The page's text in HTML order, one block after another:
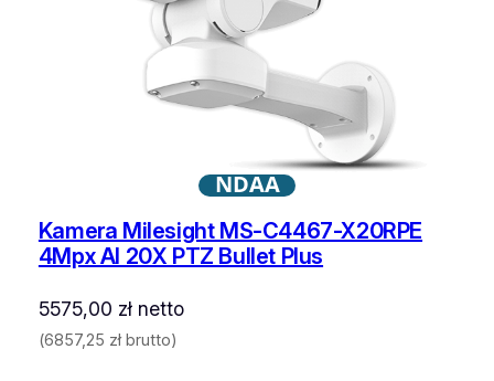
NDAA
Kamera Milesight MS-C4467-X20RPE
4Mpx AI 20X PTZ Bullet Plus
5575,00 złnetto
(6857,25 złbrutto)